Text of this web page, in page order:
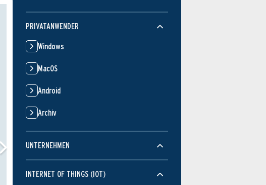
Schutz­wirkung
FEB JUN OKTFEBJUN OKTFEB
PRIVATANWENDER
Windows
MacOS
Android
Archiv
UNTERNEHMEN
INTERNET OF THINGS (IOT)